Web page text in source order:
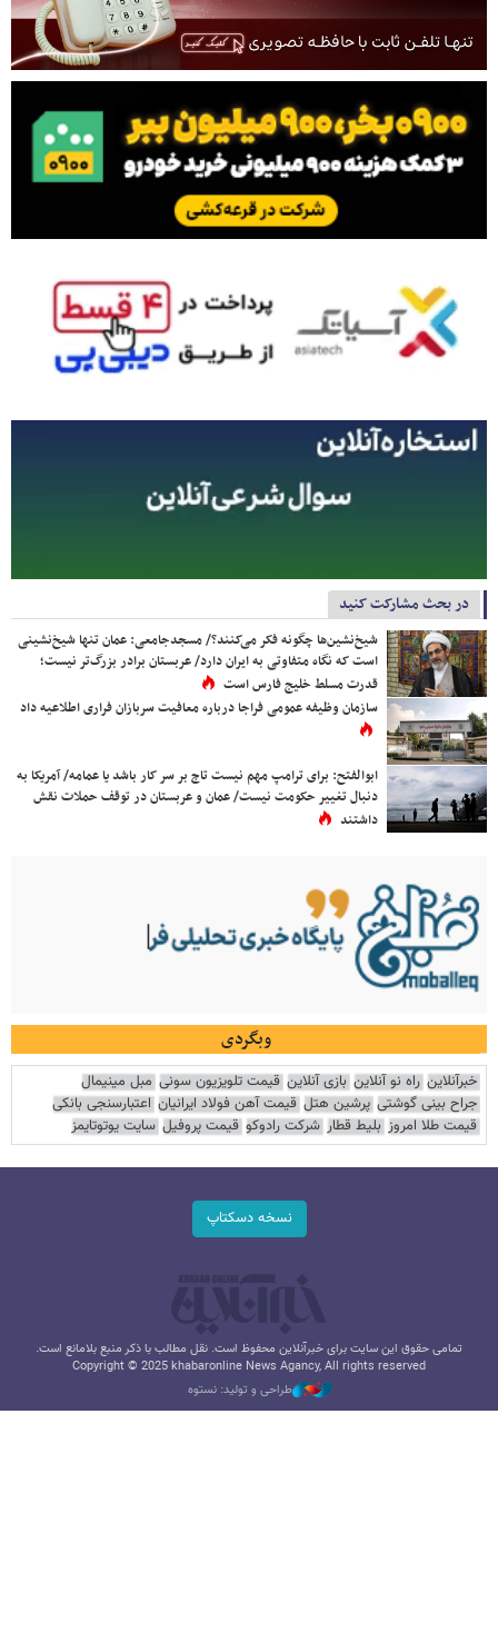
در بحث مشارکت کنید
شیخ‌نشین‌ها چگونه فکر می‌کنند؟/ مسجدجامعی: عمان تنها شیخ‌نشینی
است که نگاه متفاوتی به ایران دارد/ عربستان برادر بزرگ‌تر نیست؛
قدرت مسلط خلیج فارس است
سازمان وظیفه عمومی فراجا درباره معافیت سربازان فراری اطلاعیه داد
ابوالفتح: برای ترامپ مهم نیست تاج بر سر کار باشد یا عمامه/ آمریکا به
دنبال تغییر حکومت نیست/ عمان و عربستان در توقف حملات نقش
داشتند
وبگردی
خبرآنلاین راه نو آنلاین بازی آنلاین قیمت تلویزیون سونی مبل مینیمال
جراح بینی گوشتی پرشین هتل قیمت آهن فولاد ایرانیان اعتبارسنجی بانکی
قیمت طلا امروز بلیط قطار شرکت رادوکو قیمت پروفیل سایت یوتوتایمز
نسخه دسکتاپ
تمامی حقوق این سایت برای خبرآنلاین محفوظ است. نقل مطالب با ذکر منبع بلامانع است.
Copyright © 2025 khabaronline News Agancy, All rights reserved
طراحی و تولید: نستوه